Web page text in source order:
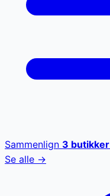
Sammenlign 3 butikker
Se alle →